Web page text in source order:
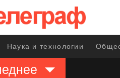
Наука и технологии